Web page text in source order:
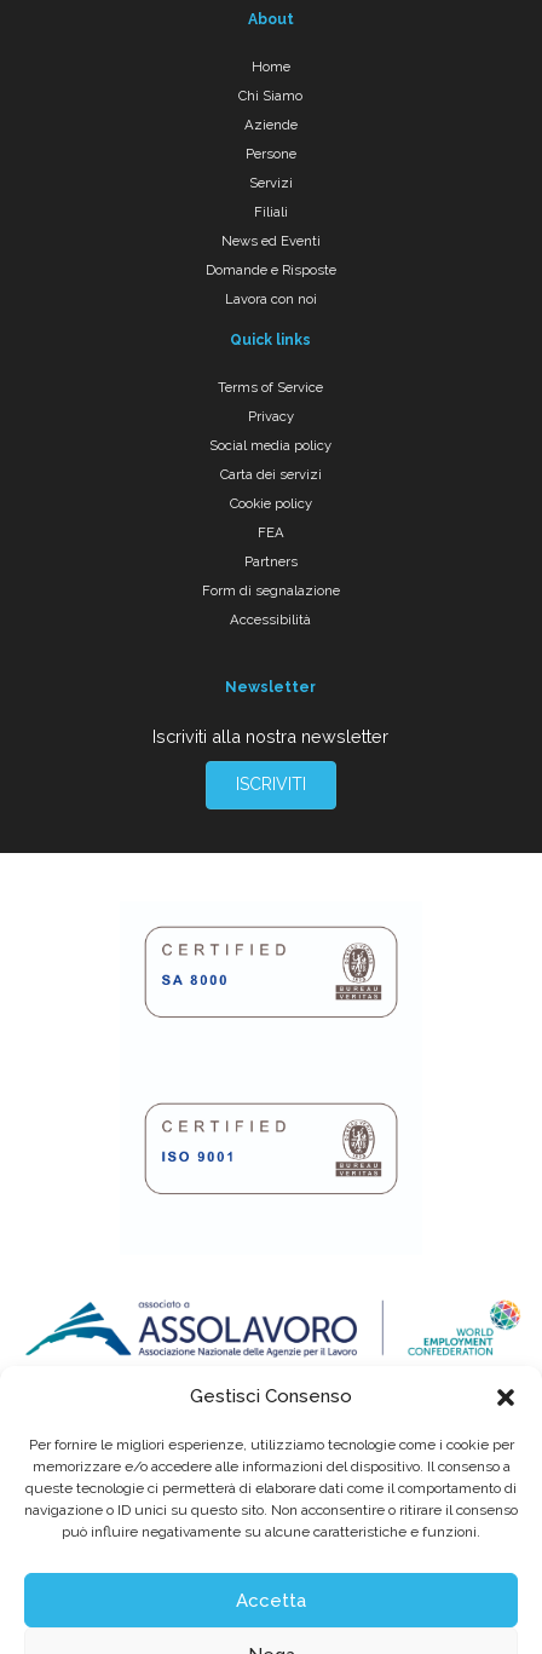
Gestisci Consenso
Per fornire le migliori esperienze, utilizziamo tecnologie come i cookie per
memorizzare e/o accedere alle informazioni del dispositivo. Il consenso a
queste tecnologie ci permetterà di elaborare dati come il comportamento di
navigazione o ID unici su questo sito. Non acconsentire o ritirare il consenso
può influire negativamente su alcune caratteristiche e funzioni.
Accetta
About
Home
Chi Siamo
Aziende
Persone
Servizi
Filiali
News ed Eventi
Domande e Risposte
Lavora con noi
Quick links
Terms of Service
Privacy
Social media policy
Carta dei servizi
Cookie policy
FEA
Partners
Form di segnalazione
Accessibilità
Newsletter
Iscriviti alla nostra newsletter
ISCRIVITI
Eurointerim S.p.A. Società Benefit / Agenzia per il Lavoro / Cap. Soc. deliberato e
Sede legale: Viale dell'Industria, 60 / 35129 Padova Tel. (+39) 049 89 34 994 / Fax (+39)
049 89 35 068 /
info@eurointerim.it
C.F. - P. IVA - Reg. Imp. di Padova n° 03304720281 REA nº302673 / Aut. Min. Lav. Prot.
n.1208 - SG del 16.12.2004